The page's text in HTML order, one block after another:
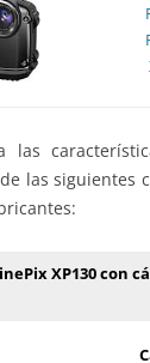
las
las siguientes
XP130 con